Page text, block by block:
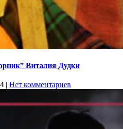
Виталия Дудки
| Нет комментариев